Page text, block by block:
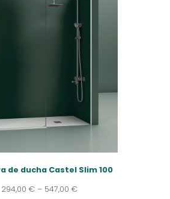
de ducha Castel Slim 100
294,00 €– 547,00 €